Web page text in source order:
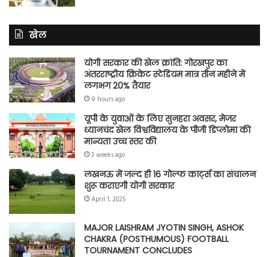
खेल
योगी सरकार की खेल क्रांति: गोरखपुर का
अंतरराष्ट्रीय क्रिकेट स्टेडियम मात्र तीन महीने में
लगभग 20% तैयार
8 hours ago
यूपी के युवाओं के लिए सुनहरा अवसर, मेजर
ध्यानचंद खेल विश्वविद्यालय के पीजी डिप्लोमा की
मान्यता उच्च स्तर की
3 weeks ago
लखनऊ में जल्द ही 16 गोल्फ कार्ट्स का संचालन
शुरू कराएगी योगी सरकार
April 1, 2025
MAJOR LAISHRAM JYOTIN SINGH, ASHOK
CHAKRA (POSTHUMOUS) FOOTBALL
TOURNAMENT CONCLUDES